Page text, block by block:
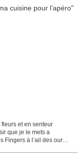
et en senteur
que je le mets a
à l’ail des ours